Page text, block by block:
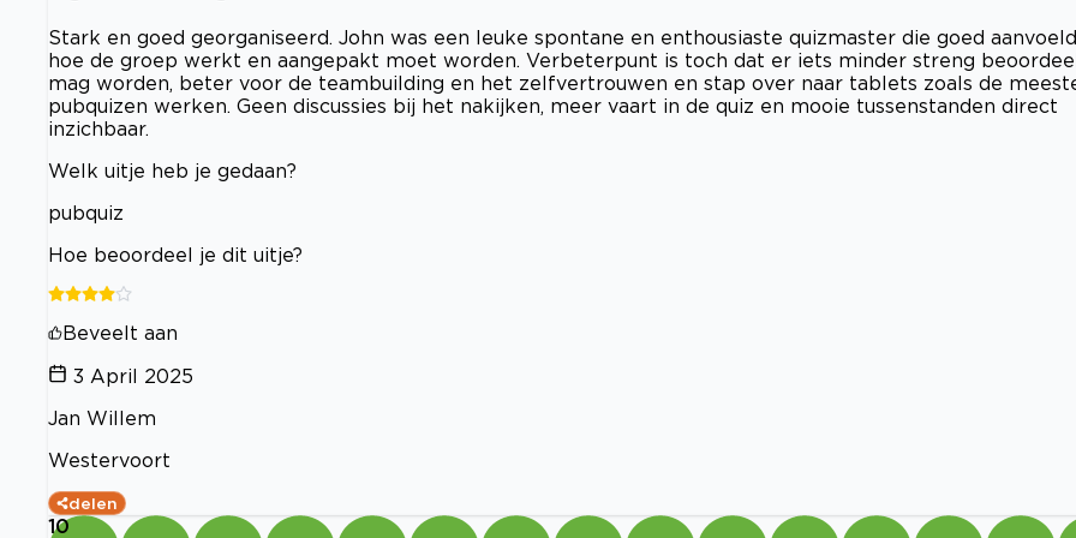
Stark en goed georganiseerd. John was een leuke spontane en enthousiaste quizmaster die goed
hoe de groep werkt en aangepakt moet worden. Verbeterpunt is toch dat er iets minder streng
mag worden, beter voor de teambuilding en het zelfvertrouwen en stap over naar tablets zoals de
pubquizen werken. Geen discussies bij het nakijken, meer vaart in de quiz en mooie tussenstanden direct
inzichbaar.
Welk uitje heb je gedaan?
pubquiz
Hoe beoordeel je dit uitje?
Beveelt aan
3 April 2025
Jan Willem
Westervoort
delen
10